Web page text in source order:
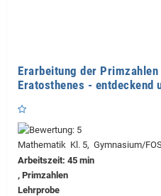
Erarbeitung der
Eratosthenes - entdeckend
Mathematik Kl. 5, Gymnasium/
Arbeitszeit: 45 min
, Primzahlen
Lehrprobe